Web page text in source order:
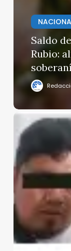
Saldo
Rubio:
Detienen
43
por
reventa
boletos
en
el
«Corona
Capital»